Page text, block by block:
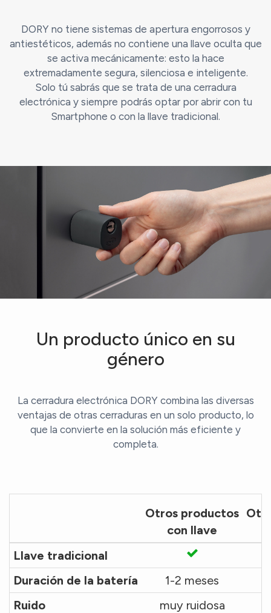
DORY no tiene sistemas de apertura engorrosos y
antiestéticos, además no contiene una llave oculta que
se activa mecánicamente: esto la hace
extremadamente segura, silenciosa e inteligente.
Solo tú sabrás que se trata de una cerradura
electrónica y siempre podrás optar por abrir con tu
Smartphone o con la llave tradicional.
Un producto único en su
género
La cerradura electrónica DORY combina las diversas
ventajas de otras cerraduras en un solo producto, lo
que la convierte en la solución más eficiente y
completa.
Otros productos
con llave
Llave tradicional
Duración de la batería
1-2 meses
Ruido
muy ruidosa